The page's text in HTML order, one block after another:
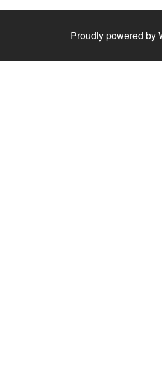
Proudly powered by